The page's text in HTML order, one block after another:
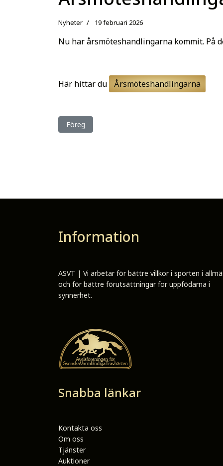
Nyheter 19 februari 2026
Nu har årsmöteshandlingarna kommit. På
Här hittar du Årsmöteshandlingarna
Föregående artikel: Rapport från stämman
Föreg
Information
ASVT | Vi arbetar för bättre villkor i sporten i
och för bättre förutsättningar för uppfödarna i
synnerhet.
Snabba länkar
Kontakta oss
Om oss
Tjänster
Auktioner